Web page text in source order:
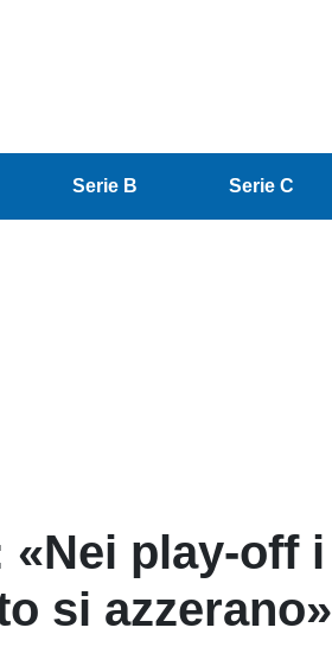
Serie B Serie C
play-off i
si azzerano»